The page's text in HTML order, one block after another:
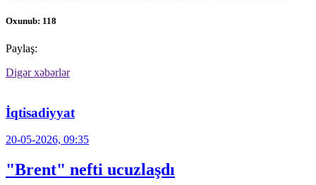
Oxunub: 118
Paylaş:
Digər xəbərlər
İqtisadiyyat
20-05-2026, 09:35
"Brent" nefti ucuzlaşdı